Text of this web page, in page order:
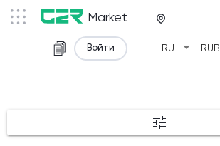
Market
RU arrow_drop_down RUB
Войти
tune